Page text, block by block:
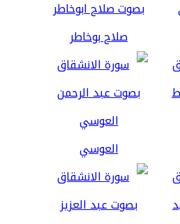
صلاح بوخاطر
العوسي